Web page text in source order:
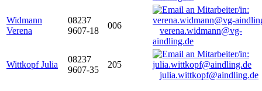
Widmann
Verena
08237
9607-18
006
verena.widmann@vg-
aindling.de
Wittkopf Julia
08237
9607-35
205
julia.wittkopf@aindling.de